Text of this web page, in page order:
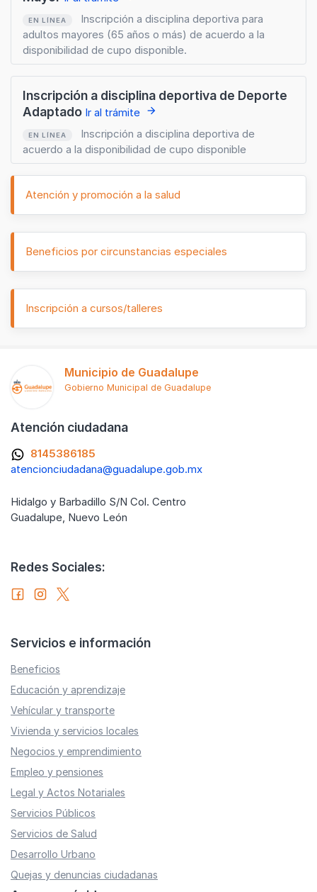
EN LÍNEA
Inscripción a disciplina deportiva para
adultos mayores (65 años o más) de acuerdo a la
disponibilidad de cupo disponible.
Inscripción a disciplina deportiva de Deporte
Adaptado Ir al trámite arrow_forward
EN LÍNEA
Inscripción a disciplina deportiva de
acuerdo a la disponibilidad de cupo disponible
Atención y promoción a la salud
Beneficios por circunstancias especiales
Inscripción a cursos/talleres
Municipio de Guadalupe
Gobierno Municipal de Guadalupe
Atención ciudadana
8145386185
atencionciudadana@guadalupe.gob.mx
Hidalgo y Barbadillo S/N Col. Centro
Guadalupe, Nuevo León
Redes Sociales:
Servicios e información
Beneficios
Educación y aprendizaje
Vehícular y transporte
Vivienda y servicios locales
Negocios y emprendimiento
Empleo y pensiones
Legal y Actos Notariales
Servicios Públicos
Servicios de Salud
Desarrollo Urbano
Quejas y denuncias ciudadanas